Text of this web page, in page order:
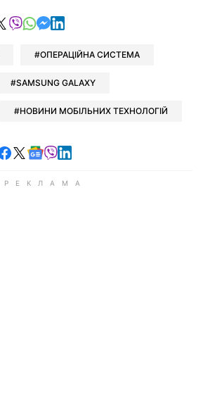
у Telegram
у Facebook
поділитись у X
відправити у Viber
відправити у Whatsapp
відправити у Messenger
відправити у LinkedIn
ОПЕРАЦІЙНА СИСТЕМА
SAMSUNG GALAXY
НОВИНИ МОБІЛЬНИХ ТЕХНОЛОГІЙ
у Telegram
Читайте у Facebook
Читайте у X
Читайте у Google news
Читайте у Viber
Читайте у LinkedIn